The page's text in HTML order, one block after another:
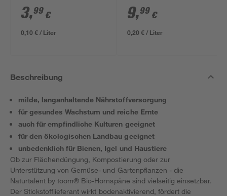
3,99 €
0,10 € / Liter
9,99 €
0,20 € / Liter
Beschreibung
milde, langanhaltende Nährstoffversorgung
für gesundes Wachstum und reiche Ernte
auch für empfindliche Kulturen geeignet
für den ökologischen Landbau geeignet
unbedenklich für Bienen, Igel und Haustiere
Ob zur Flächendüngung, Kompostierung oder zur
Unterstützung von Gemüse- und Gartenpflanzen - die
Naturtalent by toom® Bio-Hornspäne sind vielseitig einsetzbar.
Der Stickstofflieferant wirkt bodenaktivierend, fördert die